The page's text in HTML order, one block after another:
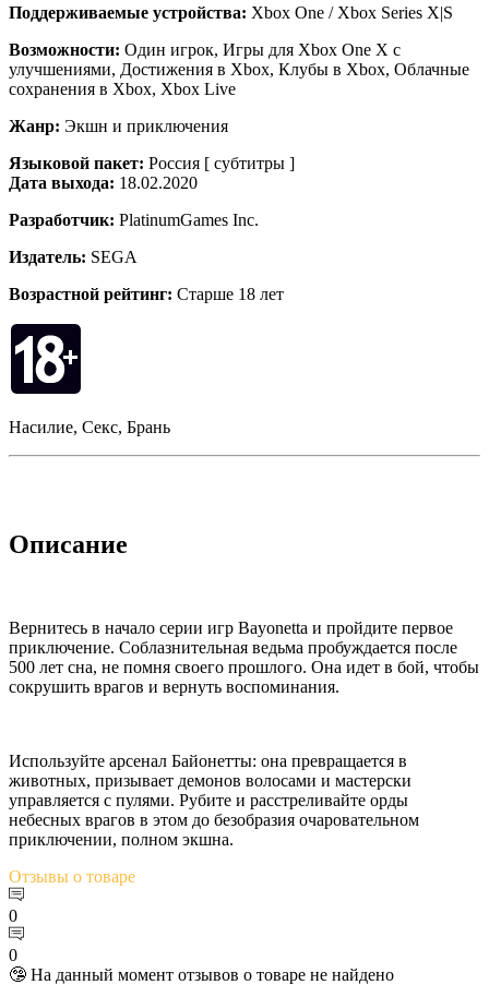
Поддерживаемые устройства: Xbox One / Xbox Series X|S
Возможности: Один игрок, Игры для Xbox One X с
улучшениями, Достижения в Xbox, Клубы в Xbox, Облачные
сохранения в Xbox, Xbox Live
Жанр: Экшн и приключения
Языковой пакет: Россия [ субтитры ]
Дата выхода: 18.02.2020
Разработчик: PlatinumGames Inc.
Издатель: SEGA
Возрастной рейтинг: Старше 18 лет
Насилие, Секс, Брань
Описание
Вернитесь в начало серии игр Bayonetta и пройдите первое
приключение. Соблазнительная ведьма пробуждается после
500 лет сна, не помня своего прошлого. Она идет в бой, чтобы
сокрушить врагов и вернуть воспоминания.
Используйте арсенал Байонетты: она превращается в
животных, призывает демонов волосами и мастерски
управляется с пулями. Рубите и расстреливайте орды
небесных врагов в этом до безобразия очаровательном
приключении, полном экшна.
Отзывы о товаре
0
0
🤥 На данный момент отзывов о товаре не найдено